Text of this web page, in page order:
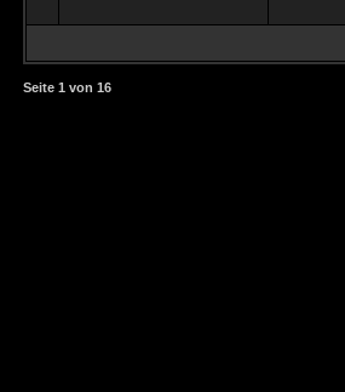
Seite 1 von 16